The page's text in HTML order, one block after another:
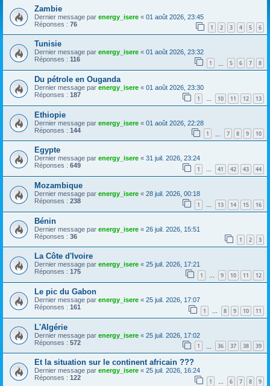
Zambie
Dernier message par energy_isere « 01 août 2026, 23:45
Réponses : 76 1 2 3 4 5 6
Tunisie
Dernier message par energy_isere « 01 août 2026, 23:32
Réponses : 116 1 5 6 7 8
Du pétrole en Ouganda
Dernier message par energy_isere « 01 août 2026, 23:30
Réponses : 187 1 … 10 11 12 13
Ethiopie
Dernier message par energy_isere « 01 août 2026, 22:28
Réponses : 144 1 7 8 9 10
Egypte
Dernier message par energy_isere « 31 juil. 2026, 23:24
Réponses : 649 1 … 41 42 43 44
Mozambique
Dernier message par energy_isere « 28 juil. 2026, 00:18
Réponses : 238 1 … 13 14 15 16
Bénin
Dernier message par energy_isere « 26 juil. 2026, 15:51
Réponses : 36 1 2 3
La Côte d'Ivoire
Dernier message par energy_isere « 25 juil. 2026, 17:21
Réponses : 175 1 … 9 10 11 12
Le pic du Gabon
Dernier message par energy_isere « 25 juil. 2026, 17:07
Réponses : 161 1 … 8 9 10 11
L'Algérie
Dernier message par energy_isere « 25 juil. 2026, 17:02
Réponses : 572 1 36 37 38 39
Et la situation sur le continent africain ???
Dernier message par energy_isere « 25 juil. 2026, 16:24
Réponses : 122 1 … 6 7 8 9